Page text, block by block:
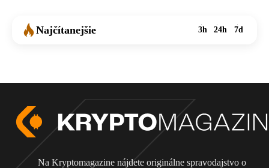
Najčítanejšie 3h 24h 7d
Na Kryptomagazine nájdete originálne spravodajstvo o